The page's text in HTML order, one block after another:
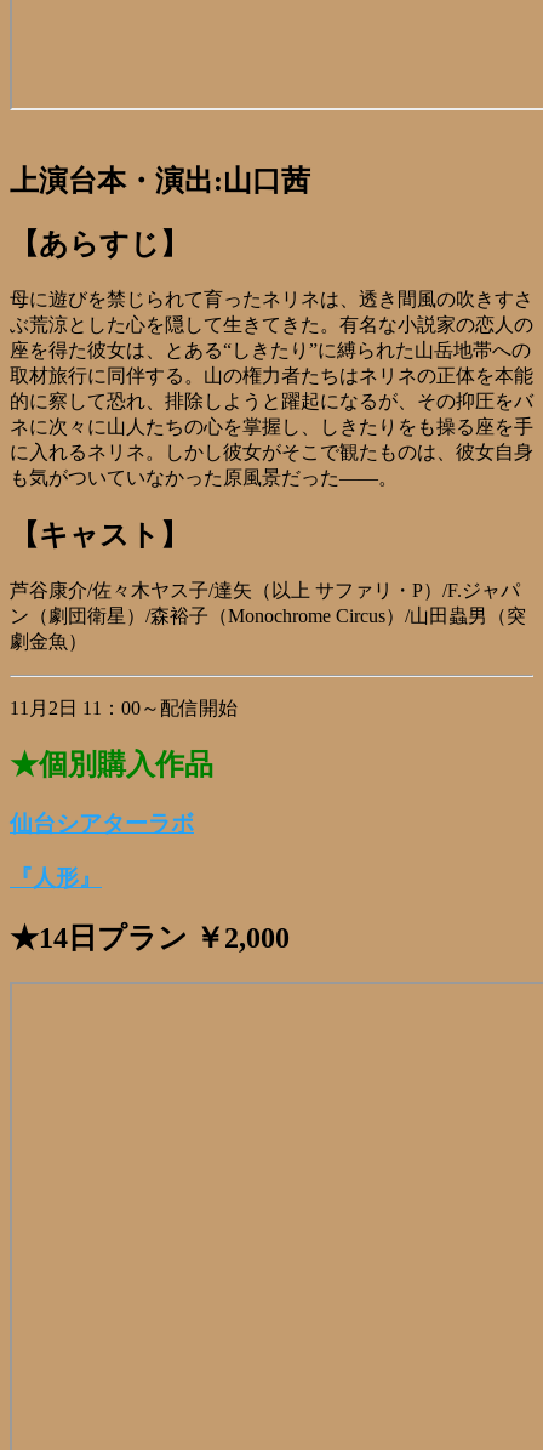
上演台本・演出:山口茜
【あらすじ】
母に遊びを禁じられて育ったネリネは、透き間風の吹きすさ
ぶ荒涼とした心を隠して生きてきた。有名な小説家の恋人の
座を得た彼女は、とある“しきたり”に縛られた山岳地帯への
取材旅行に同伴する。山の権力者たちはネリネの正体を本能
的に察して恐れ、排除しようと躍起になるが、その抑圧をバ
ネに次々に山人たちの心を掌握し、しきたりをも操る座を手
に入れるネリネ。しかし彼女がそこで観たものは、彼女自身
も気がついていなかった原風景だった――。
【キャスト】
芦谷康介/佐々木ヤス子/達矢（以上 サファリ・P）/F.ジャパ
ン（劇団衛星）/森裕子（Monochrome Circus）/山田蟲男（突
劇金魚）
11月2日 11：00～配信開始
★個別購入作品
仙台シアターラボ
『人形』
★14日プラン ￥2,000